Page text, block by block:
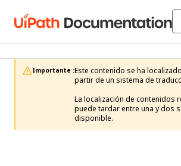
Importante :Este contenido se ha
partir de un sistema de
La localización de contenidos
puede tardar entre una y dos
disponible.